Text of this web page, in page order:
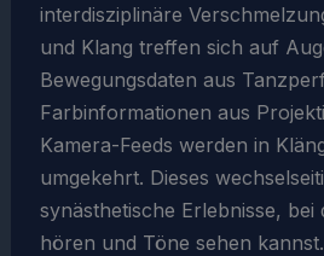
interdisziplinäre
und Klang treffen sich auf
Bewegungsdaten aus
Farbinformationen aus
Kamera-Feeds werden in
umgekehrt. Dieses
synästhetische Erlebnisse, bei
hören und Töne sehen kannst.